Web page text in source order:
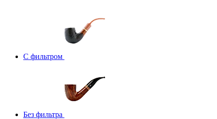
С фильтром
Без фильтра